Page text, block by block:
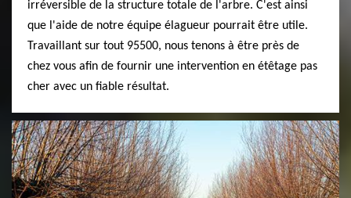
irréversible de la structure totale de l'arbre. C'est ainsi
que l'aide de notre équipe élagueur pourrait être utile.
Travaillant sur tout 95500, nous tenons à être près de
chez vous afin de fournir une intervention en étêtage pas
cher avec un fiable résultat.